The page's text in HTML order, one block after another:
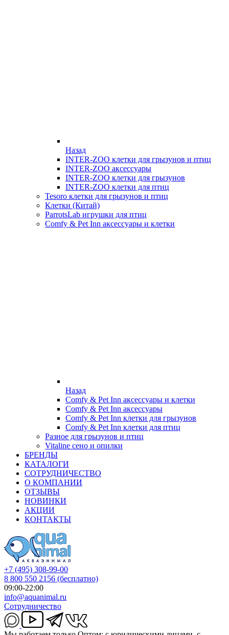
Назад
INTER-ZOO клетки для грызунов и птиц
INTER-ZOO аксессуары
INTER-ZOO клетки для грызунов
INTER-ZOO клетки для птиц
Tesoro клетки для грызунов и птиц
Клетки (Китай)
ParrotsLab игрушки для птиц
Comfy & Pet Inn аксессуары и клетки
Назад
Comfy & Pet Inn аксессуары и клетки
Comfy & Pet Inn аксессуары
Comfy & Pet Inn клетки для грызунов
Comfy & Pet Inn клетки для птиц
Разное для грызунов и птиц
Vitaline сено и опилки
БРЕНДЫ
КАТАЛОГИ
СОТРУДНИЧЕСТВО
О КОМПАНИИ
ОТЗЫВЫ
НОВИНКИ
АКЦИИ
КОНТАКТЫ
+7 (495) 308-99-00
8 800 550 2156 (бесплатно)
09:00-22:00
info@aquanimal.ru
Сотрудничество